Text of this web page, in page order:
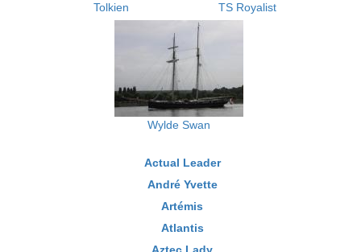
Tolkien TS Royalist
Wylde Swan
Actual Leader
André Yvette
Artémis
Atlantis